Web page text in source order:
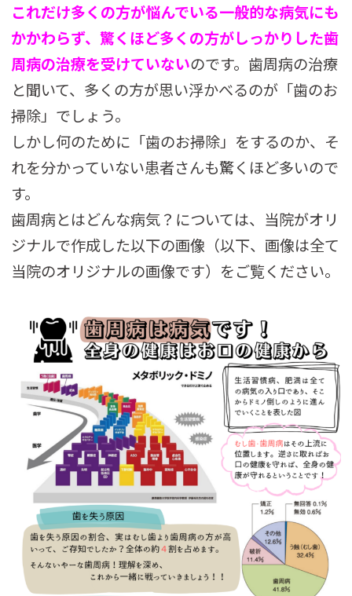
これだけ多くの方が悩んでいる一般的な病気にも
かかわらず、驚くほど多くの方がしっかりした歯
周病の治療を受けていないのです。歯周病の治療
と聞いて、多くの方が思い浮かべるのが「歯のお
掃除」でしょう。
しかし何のために「歯のお掃除」をするのか、そ
れを分かっていない患者さんも驚くほど多いので
す。
歯周病とはどんな病気？については、当院がオリ
ジナルで作成した以下の画像（以下、画像は全て
当院のオリジナルの画像です）をご覧ください。